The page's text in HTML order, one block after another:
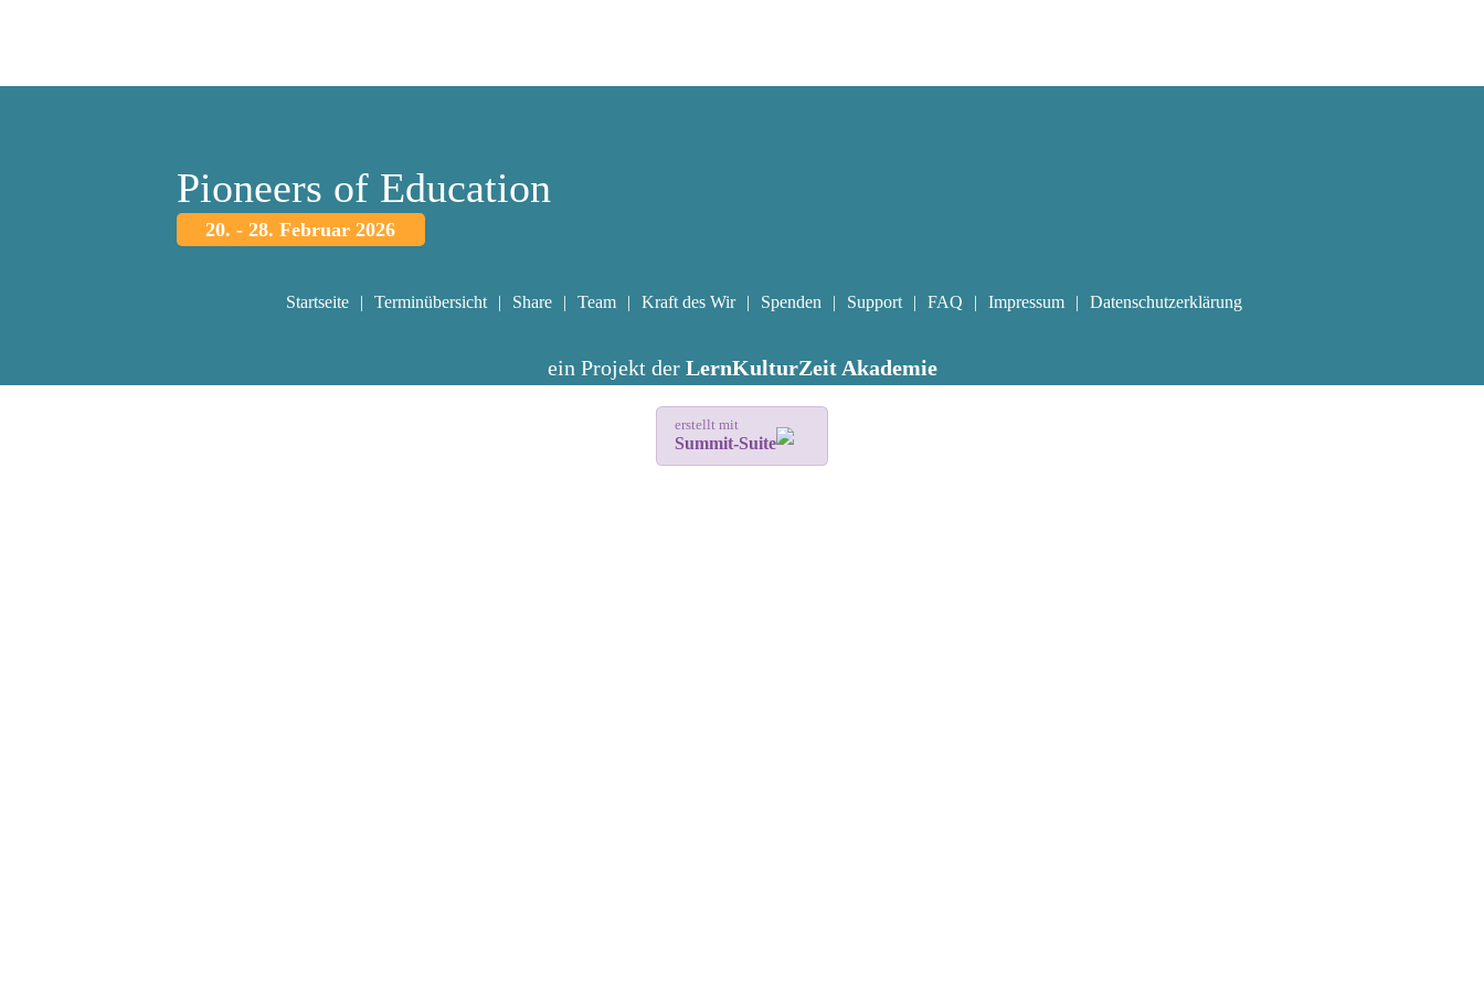
Pioneers of Education
20. - 28. Februar 2026
Startseite Terminübersicht Share Team Kraft des Wir Spenden Support FAQ Impressum Datenschutzerklärung
ein Projekt der LernKulturZeit Akademie
erstellt mit
Summit-Suite